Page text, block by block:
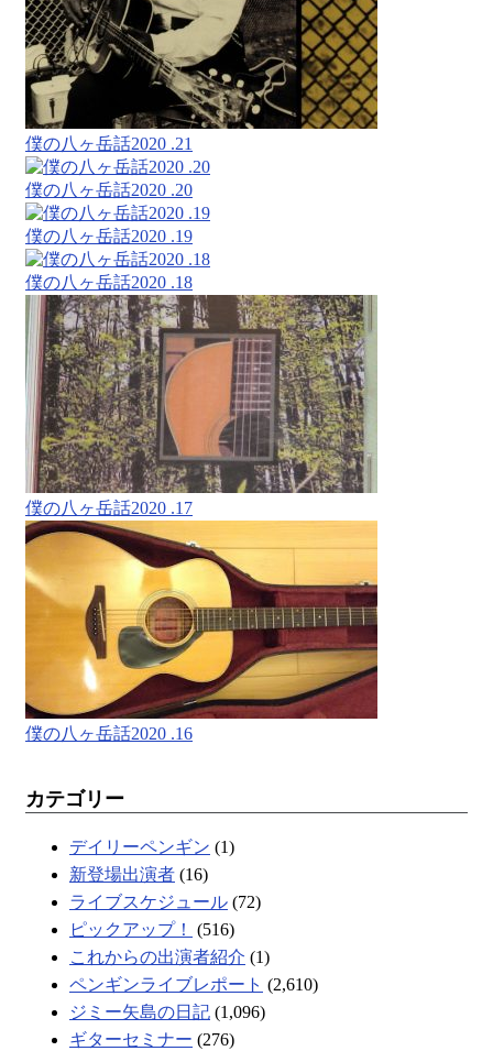
僕の八ヶ岳話2020 .21
僕の八ヶ岳話2020 .20
僕の八ヶ岳話2020 .19
僕の八ヶ岳話2020 .18
僕の八ヶ岳話2020 .17
僕の八ヶ岳話2020 .16
カテゴリー
デイリーペンギン (1)
新登場出演者 (16)
ライブスケジュール (72)
ピックアップ！
(516)
これからの出演者紹介 (1)
ペンギンライブレポート (2,610)
ジミー矢島の日記 (1,096)
ギターセミナー (276)